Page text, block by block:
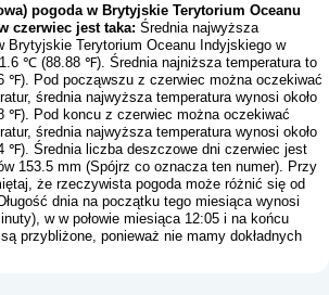
pogoda w Brytyjskie Terytorium Oceanu
czerwiec jest taka: Średnia najwyższa
Brytyjskie Terytorium Oceanu Indyjskiego w
℃ (88.88 ℉). Średnia najniższa temperatura to
℉). Pod począwszu z czerwiec można oczekiwać
średnia najwyższa temperatura wynosi około
℉). Pod koncu z czerwiec można oczekiwać
średnia najwyższa temperatura wynosi około
℉). Średnia liczba deszczowe dni czerwiec jest
153.5 mm (Spójrz co oznacza ten numer). Przy
że rzeczywista pogoda może różnić się od
dnia na początku tego miesiąca wynosi
w w połowie miesiąca 12:05 i na końcu
przybliżone, ponieważ nie mamy dokładnych